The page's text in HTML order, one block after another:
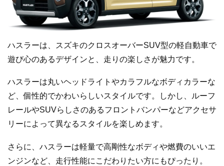
ハスラーは、スズキのクロスオーバーSUV型の軽自動車で
遊び心のあるデザインと、走りの楽しさが魅力です。
ハスラーは丸いヘッドライトやカラフルなボディカラーな
ど、個性的でかわいらしいスタイルです。しかし、ルーフ
レールやSUVらしさのあるフロントバンパーなどアクセサ
リーによって異なるスタイルを楽しめます。
さらに、ハスラーは軽量で高剛性なボディや燃費のいいエ
ンジンなど、走行性能にこだわりたい方にもぴったり。